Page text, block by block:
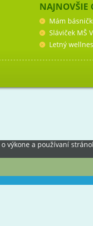
NAJNOVŠIE
Mám
Sláviček MŠ
Letný
a používaní